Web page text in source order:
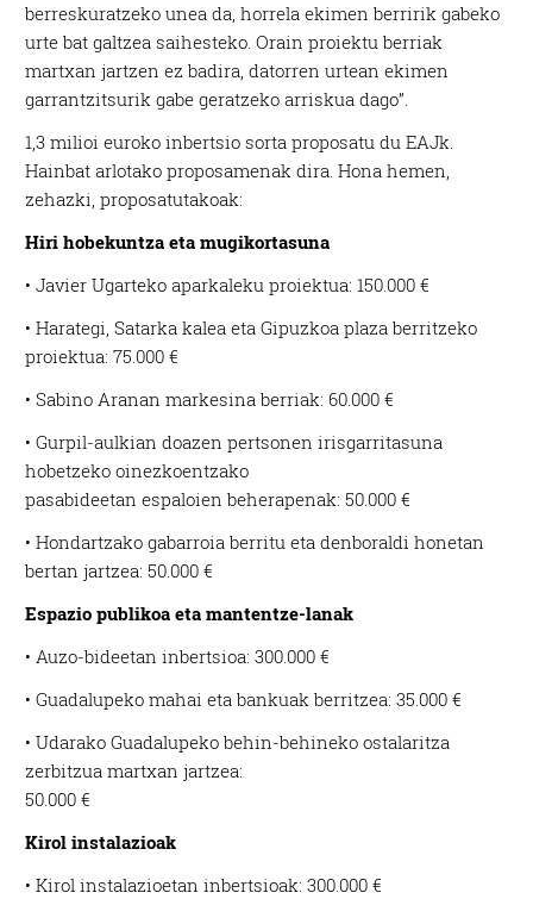
berreskuratzeko unea da, horrela ekimen berririk gabeko
urte bat galtzea saihesteko. Orain proiektu berriak
martxan jartzen ez badira, datorren urtean ekimen
garrantzitsurik gabe geratzeko arriskua dago”.
1,3 milioi euroko inbertsio sorta proposatu du EAJk.
Hainbat arlotako proposamenak dira. Hona hemen,
zehazki, proposatutakoak:
Hiri hobekuntza eta mugikortasuna
• Javier Ugarteko aparkaleku proiektua: 150.000 €
• Harategi, Satarka kalea eta Gipuzkoa plaza berritzeko
proiektua: 75.000 €
• Sabino Aranan markesina berriak: 60.000 €
• Gurpil-aulkian doazen pertsonen irisgarritasuna
hobetzeko oinezkoentzako
pasabideetan espaloien beherapenak: 50.000 €
• Hondartzako gabarroia berritu eta denboraldi honetan
bertan jartzea: 50.000 €
Espazio publikoa eta mantentze-lanak
• Auzo-bideetan inbertsioa: 300.000 €
• Guadalupeko mahai eta bankuak berritzea: 35.000 €
• Udarako Guadalupeko behin-behineko ostalaritza
zerbitzua martxan jartzea:
50.000 €
Kirol instalazioak
• Kirol instalazioetan inbertsioak: 300.000 €